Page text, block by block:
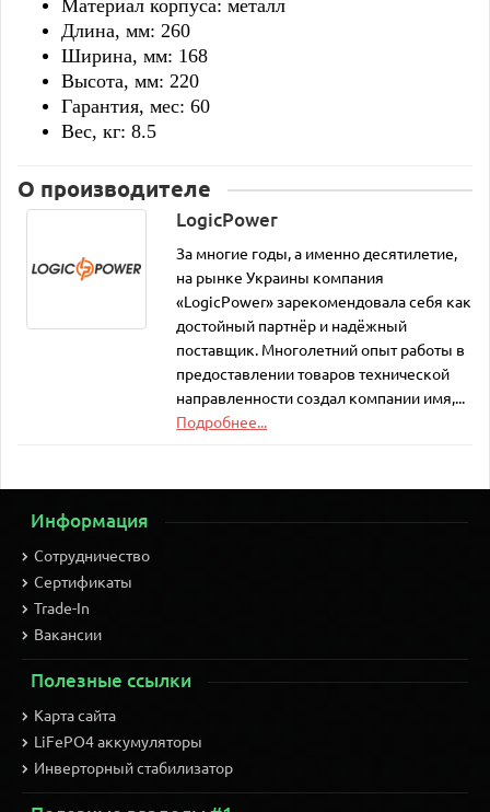
Материал корпуса: металл
Длина, мм: 260
Ширина, мм: 168
Высота, мм: 220
Гарантия, мес: 60
Вес, кг: 8.5
О производителе
LogicPower
За многие годы, а именно десятилетие,
на рынке Украины компания
«LogicPower» зарекомендовала себя как
достойный партнёр и надёжный
поставщик. Многолетний опыт работы в
предоставлении товаров технической
направленности создал компании имя,...
Подробнее...
Информация
Сотрудничество
Сертификаты
Trade-In
Вакансии
Полезные ссылки
Карта сайта
LiFePO4 аккумуляторы
Инверторный стабилизатор